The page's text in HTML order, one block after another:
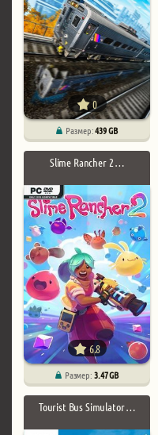
0
Размер:439 GB
Slime Rancher 2 …
6.8
Размер:3.47 GB
Tourist Bus Simulator …